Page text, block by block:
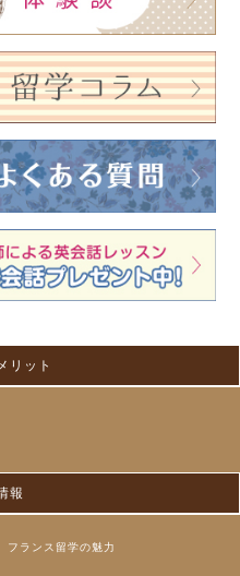
リット
報
フランス留学の魅力